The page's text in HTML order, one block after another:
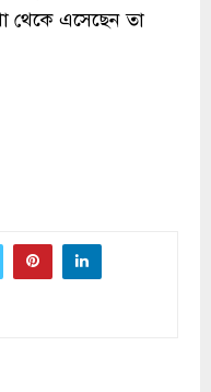
থেকে এসেছেন তা